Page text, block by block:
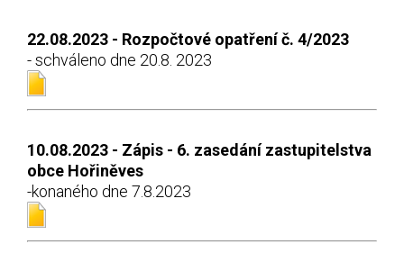
22.08.2023 - Rozpočtové opatření č. 4/2023
- schváleno dne 20.8. 2023
10.08.2023 - Zápis - 6. zasedání zastupitelstva
obce Hořiněves
-konaného dne 7.8.2023